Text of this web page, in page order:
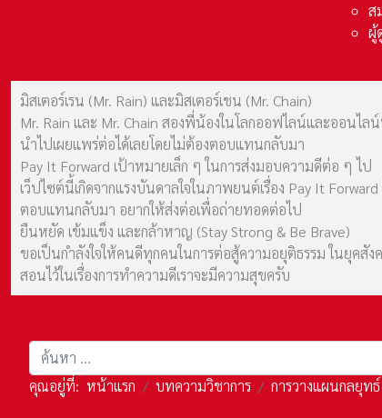
ส
ผู้
มิสเตอร์เรน (Mr. Rain) และมิสเตอร์เชน (Mr. Chain)
Mr. Rain และ Mr. Chain สองพี่น้องในโลกออฟไลน์และออนไล
นำไปเผยแพร่ต่อได้เลยโดยไม่ต้องตอบแทนกลับมา
Pay It Forward เป้าหมายเล็ก ๆ ในการส่งมอบความดีต่อ ๆ ไป
เว็ปไซต์นี้เกิดจากแรงบันดาลใจในภาพยนต์เรื่อง Pay It
ตอบแทนกลับมา อยากให้ส่งต่อเพื่อถ่ายทอดต่อไป
ยืนหยัด เข้มแข็ง และกล้าหาญ (Stay Strong & Be Brave)
ขอเป็นกำลังใจให้คนดีทุกคนในการต่อสู้ความอยุติธรรม ในยุค
สอนไว้ในเรื่องการทำความดีเราจะมีความสุขครับ
การค้นหา
คุณอยู่ที่: หน้าแรก บทความวิชาการ การวางแผนกลยุทธ์